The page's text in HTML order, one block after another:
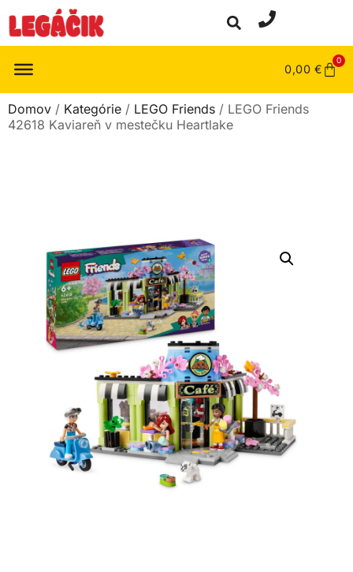
0,00 €
0
Domov / Kategórie / LEGO Friends / LEGO Friends
42618 Kaviareň v mestečku Heartlake